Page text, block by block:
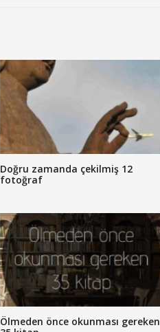
Doğru zamanda çekilmiş 12
fotoğraf
Ölmeden önce okunması gereken